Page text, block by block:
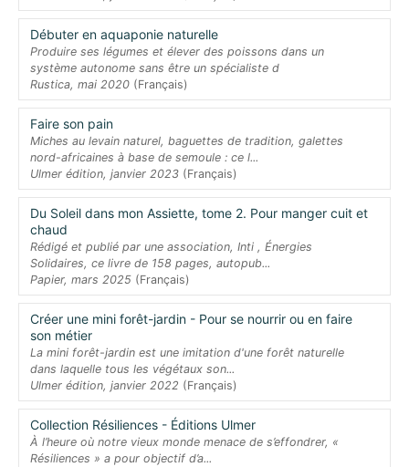
Débuter en aquaponie naturelle
Produire ses légumes et élever des poissons dans un
système autonome sans être un spécialiste d
Rustica, mai 2020 (Français)
Faire son pain
Miches au levain naturel, baguettes de tradition, galettes
nord-africaines à base de semoule : ce l...
Ulmer édition, janvier 2023 (Français)
Du Soleil dans mon Assiette, tome 2. Pour manger cuit et
chaud
Rédigé et publié par une association, Inti , Énergies
Solidaires, ce livre de 158 pages, autopub...
Papier, mars 2025 (Français)
Créer une mini forêt-jardin - Pour se nourrir ou en faire
son métier
La mini forêt-jardin est une imitation d'une forêt naturelle
dans laquelle tous les végétaux son...
Ulmer édition, janvier 2022 (Français)
Collection Résiliences - Éditions Ulmer
À l’heure où notre vieux monde menace de s’effondrer, «
Résiliences » a pour objectif d’a...